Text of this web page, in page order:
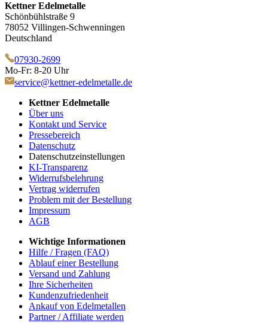
Kettner Edelmetalle
Schönbühlstraße 9
78052 Villingen-Schwenningen
Deutschland
07930-2699
Mo-Fr: 8-20 Uhr
service@kettner-edelmetalle.de
Kettner Edelmetalle
Über uns
Kontakt und Service
Pressebereich
Datenschutz
Datenschutzeinstellungen
KI-Transparenz
Widerrufsbelehrung
Vertrag widerrufen
Problem mit der Bestellung
Impressum
AGB
Wichtige Informationen
Hilfe / Fragen (FAQ)
Ablauf einer Bestellung
Versand und Zahlung
Ihre Sicherheiten
Kundenzufriedenheit
Ankauf von Edelmetallen
Partner / Affiliate werden